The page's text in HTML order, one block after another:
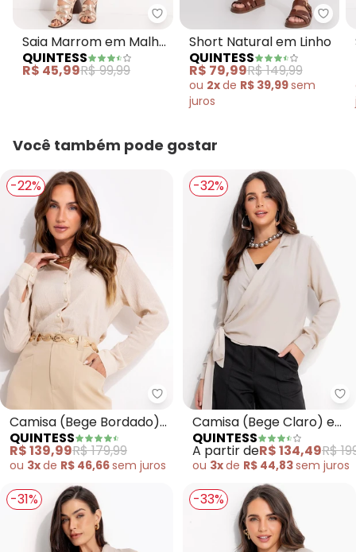
Quintess - Saia Marrom em
Saia Marrom em Malha
Texturizada
QUINTESS
R$ 45,99R$ 99,99
Short Natural em Linho
QUINTESS
R$ 79,99R$ 149,99
ou 2xde R$ 39,99sem
juros
Você também pode gostar
-22%
Quintess - Camisa (Bege
Camisa (Bege Bordado)
em Gaze de Algodão
Bordado
QUINTESS
R$ 139,99R$ 179,99
ou 3xde R$ 46,66sem juros
-32%
Camisa (Bege Claro) em
Viscose Plana Sarjada
QUINTESS
A partir deR$ 134,49R$
ou 3xde R$ 44,83sem juros
-31% -33%